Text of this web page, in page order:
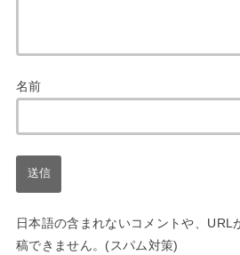
名前
日本語の含まれないコメントや、URL
稿できません。(スパム対策)